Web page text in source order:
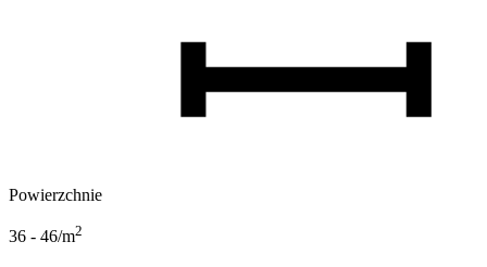
Powierzchnie
36 - 46/m2